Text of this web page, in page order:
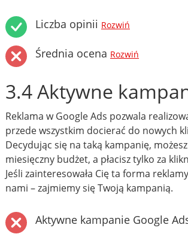
Liczba opinii Rozwiń
Średnia ocena Rozwiń
3.4 Aktywne
Reklama w Google Ads pozwala
przede wszystkim docierać do nowych
Decydując się na taką kampanię,
miesięczny budżet, a płacisz tylko za
Jeśli zainteresowała Cię ta forma
nami – zajmiemy się Twoją kampanią.
Aktywne kampanie Google